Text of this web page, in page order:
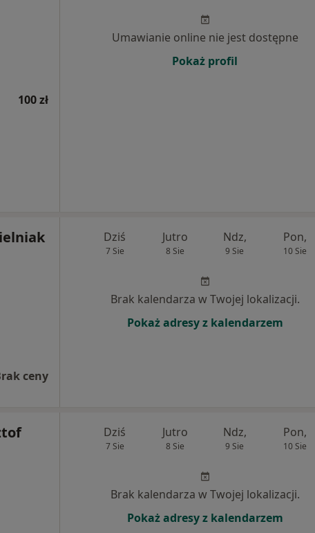
100 zł
Umawianie online nie jest dostępne
Pokaż profil
ceny
Dziś
7 Sie
Jutro
8 Sie
Ndz,
9 Sie
Pon,
10 Sie
Brak kalendarza w Twojej lokalizacji.
Pokaż adresy z kalendarzem
Dziś
7 Sie
Jutro
8 Sie
Ndz,
9 Sie
Pon,
10 Sie
Brak kalendarza w Twojej lokalizacji.
Pokaż adresy z kalendarzem